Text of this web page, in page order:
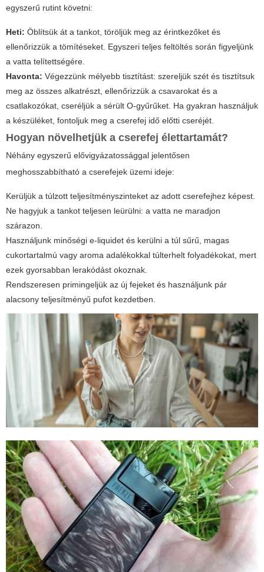
egyszerű rutint követni:
Heti: Öblítsük át a tankot, töröljük meg az érintkezőket és
ellenőrizzük a tömítéseket. Egyszeri teljes feltöltés során figyeljünk
a vatta telítettségére.
Havonta: Végezzünk mélyebb tisztítást: szereljük szét és tisztítsuk
meg az összes alkatrészt, ellenőrizzük a csavarokat és a
csatlakozókat, cseréljük a sérült O-gyűrűket. Ha gyakran használjuk
a készüléket, fontoljuk meg a cserefej idő előtti cseréjét.
Hogyan növelhetjük a cserefej élettartamát?
Néhány egyszerű elővigyázatossággal jelentősen
meghosszabbítható a cserefejek üzemi ideje:
Kerüljük a túlzott teljesítményszinteket az adott cserefejhez képest.
Ne hagyjuk a tankot teljesen leürülni: a vatta ne maradjon
szárazon.
Használjunk minőségi e-liquidet és kerülni a túl sűrű, magas
cukortartalmú vagy aroma adalékokkal túlterhelt folyadékokat, mert
ezek gyorsabban lerakódást okoznak.
Rendszeresen primingeljük az új fejeket és használjunk pár
alacsony teljesítményű pufot kezdetben.